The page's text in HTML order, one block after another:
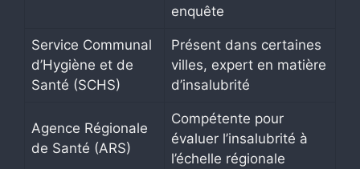
enquête
Service Communal
d’Hygiène et de
Santé (SCHS)
Présent dans certaines
villes, expert en matière
d’insalubrité
Agence Régionale
de Santé (ARS)
Compétente pour
évaluer l’insalubrité à
l’échelle régionale